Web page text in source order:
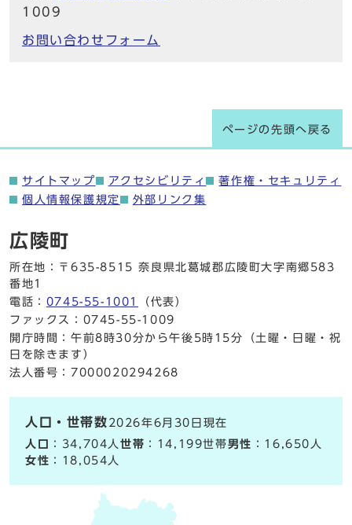
1009
お問い合わせフォーム
ページの先頭へ戻る
サイトマップ アクセシビリティ
著作権・セキュリティ
個人情報保護規定
外部リンク集
広陵町
所在地：〒635-8515 奈良県北葛城郡広陵町大字南郷583
番地1
電話： 0745-55-1001
（代表）
ファックス：0745-55-1009
開庁時間：午前8時30分から午後5時15分（土曜・日曜・祝
日を除きます）
法人番号：7000020294268
人口・世帯数 2026年6月30日現在
人口
：34,704人世帯 ：14,199世帯男性 ：16,650人
女性 ：18,054人